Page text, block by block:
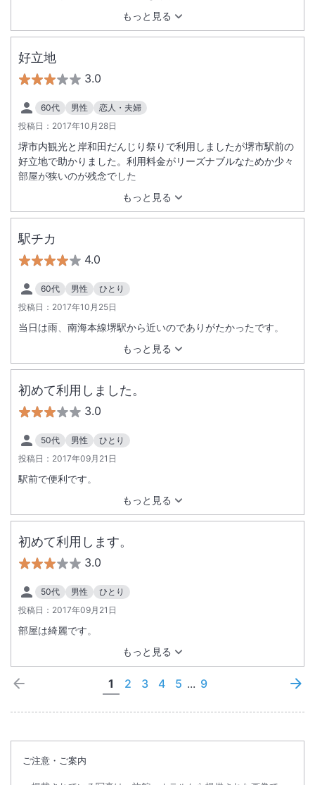
もっと見る
好立地
3.0
60代 男性
恋人・夫婦
投稿日： 2017年10月28日
もっと見る
堺市内観光と岸和田だんじり祭りで利用しましたが堺市駅前の
好立地で助かりました。利用料金がリーズナブルなためか少々
部屋が狭いのが残念でした
駅チカ
4.0
60代 男性
ひとり
投稿日： 2017年10月25日
もっと見る
当日は雨、南海本線堺駅から近いのでありがたかったです。
初めて利用しました。
3.0
50代 男性
ひとり
投稿日： 2017年09月21日
もっと見る
駅前で便利です。
初めて利用します。
3.0
50代 男性
ひとり
投稿日： 2017年09月21日
もっと見る
部屋は綺麗です。
1 2 3 4 5 ... 9
ご注意・ご案内